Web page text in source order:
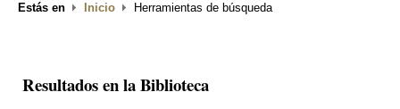
Estás en Inicio Herramientas de búsqueda
Resultados en la Biblioteca